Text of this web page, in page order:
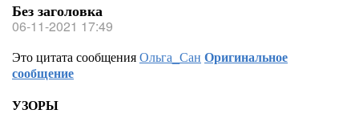
Без заголовка
06-11-2021 17:49
Это цитата сообщенияОльга_Сан Оригинальное
сообщение
УЗОРЫ